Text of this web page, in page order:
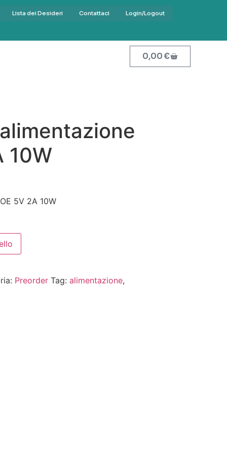
Lista dei Desideri Contattaci Login/Logout
0,00€
10W
5V 2A 10W
Preorder Tag: alimentazione,